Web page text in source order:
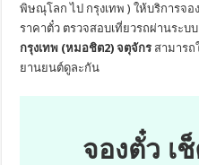
พิษณุโลก ไป กรุงเทพ ) ให้บริการจอ
ราคาตั๋ว ตรวจสอบเที่ยวรถผ่านระบ
กรุงเทพ (หมอชิต2) จตุจักร สามาร
ยานยนต์ดูละกัน
จองตั๋ว เ